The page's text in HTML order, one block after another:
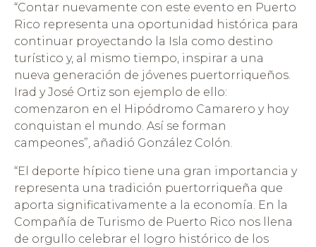
“Contar nuevamente con este evento en Puerto
Rico representa una oportunidad histórica para
continuar proyectando la Isla como destino
turístico y, al mismo tiempo, inspirar a una
nueva generación de jóvenes puertorriqueños.
Irad y José Ortiz son ejemplo de ello:
comenzaron en el Hipódromo Camarero y hoy
conquistan el mundo. Así se forman
campeones”, añadió González Colón.
“El deporte hípico tiene una gran importancia y
representa una tradición puertorriqueña que
aporta significativamente a la economía. En la
Compañía de Turismo de Puerto Rico nos llena
de orgullo celebrar el logro histórico de los